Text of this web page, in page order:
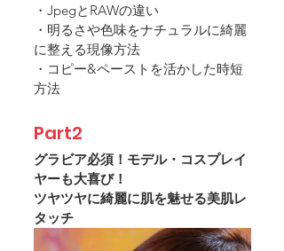
・JpegとRAWの違い
・明るさや色味をナチュラルに綺麗
に整える現像方法
・コピー&ペーストを活かした時短
方法
Part2
グラビア必須！モデル・コスプレイ
ヤーも大喜び！
ツヤツヤに綺麗に肌を魅せる美肌レ
タッチ